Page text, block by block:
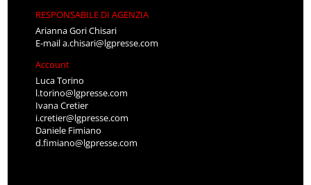
RESPONSABILE DI AGENZIA
Arianna Gori Chisari
E-maila.chisari@lgpresse.com
Account
Luca Torino
l.torino@lgpresse.com
Ivana Cretier
i.cretier@lgpresse.com
Daniele Fimiano
d.fimiano@lgpresse.com